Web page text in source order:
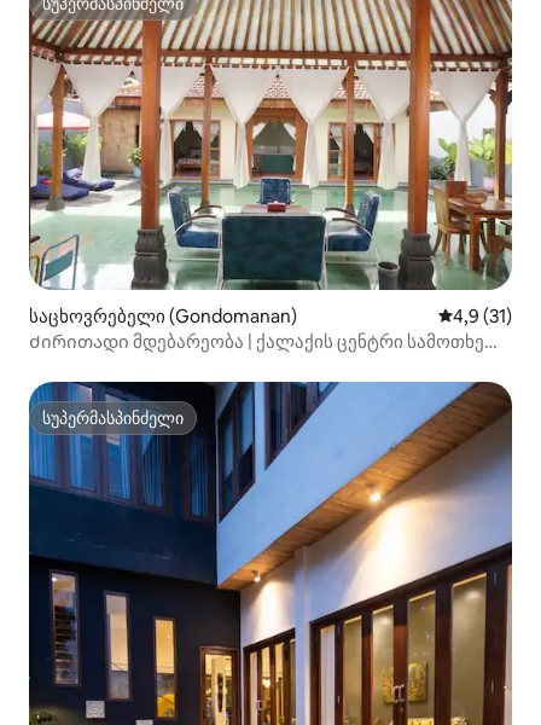
სუპერმასპინძელი
საცხოვრებელი (Gondomanan) საშუალო
4,9 (31)
Ძირითადი მდებარეობა | ქალაქის ცენტრი სამოთხე
სუპერმასპინძელი
სუპერმასპინძელი